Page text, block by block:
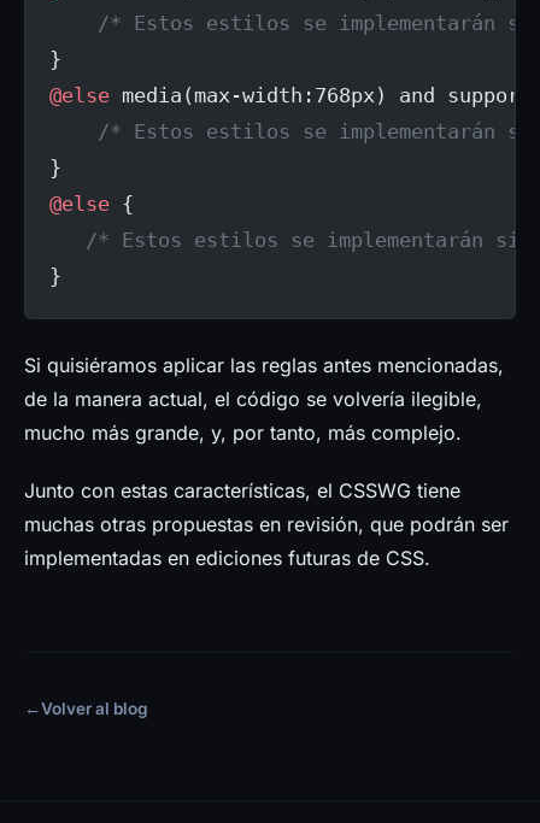
/* Estos estilos se implementarán
}
@else media(max-width:768px) and
/* Estos estilos se implementarán
}
@else {
/* Estos estilos se implementarán
}
Si quisiéramos aplicar las reglas antes mencionadas,
de la manera actual, el código se volvería ilegible,
mucho más grande, y, por tanto, más complejo.
Junto con estas características, el CSSWG tiene
muchas otras propuestas en revisión, que podrán ser
implementadas en ediciones futuras de CSS.
←Volver al blog